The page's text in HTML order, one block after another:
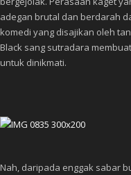
adegan brutal dan berdarah
komedi yang disajikan oleh
Black sang sutradara
untuk dinikmati.
Nah, daripada enggak sabar